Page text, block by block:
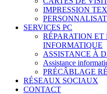
IMPRESSION
SERVICES PC
RÉPARATION ET
INFORMATIQUE
ASSISTANCE À
Assistance
PRÉCÂBLAGE
RÉSEAUX SOCIAUX
CONTACT